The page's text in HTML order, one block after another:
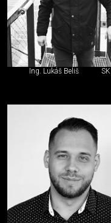
Ing. Lukáš Beliš SK